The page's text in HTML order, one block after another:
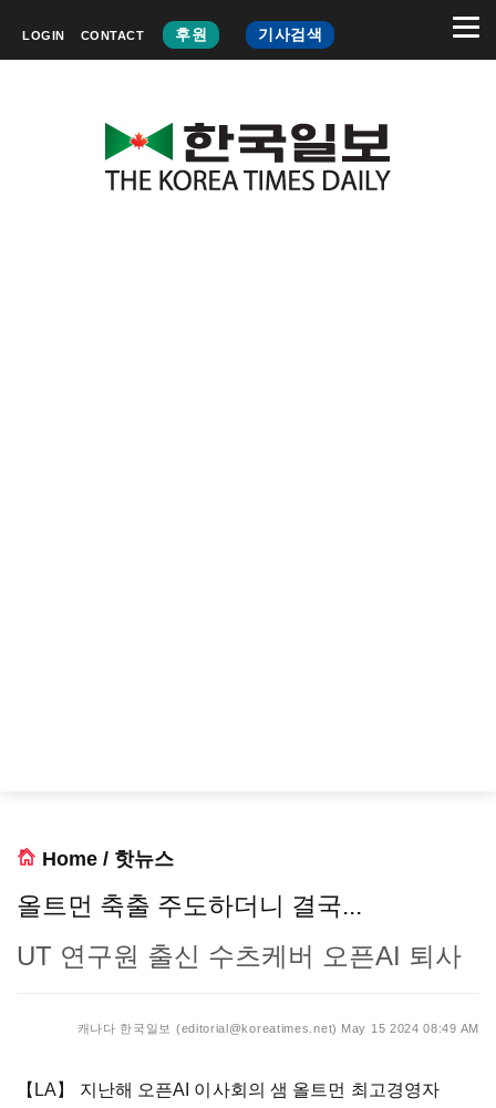
LOGIN CONTACT 후원 기사검색
Home / 핫뉴스
올트먼 축출 주도하더니 결국...
UT 연구원 출신 수츠케버 오픈AI 퇴사
캐나다 한국일보 (editorial@koreatimes.net) May 15 2024 08:49 AM
【LA】 지난해 오픈AI 이사회의 샘 올트먼 최고경영자